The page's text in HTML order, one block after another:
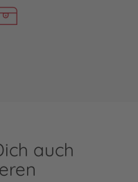
auch